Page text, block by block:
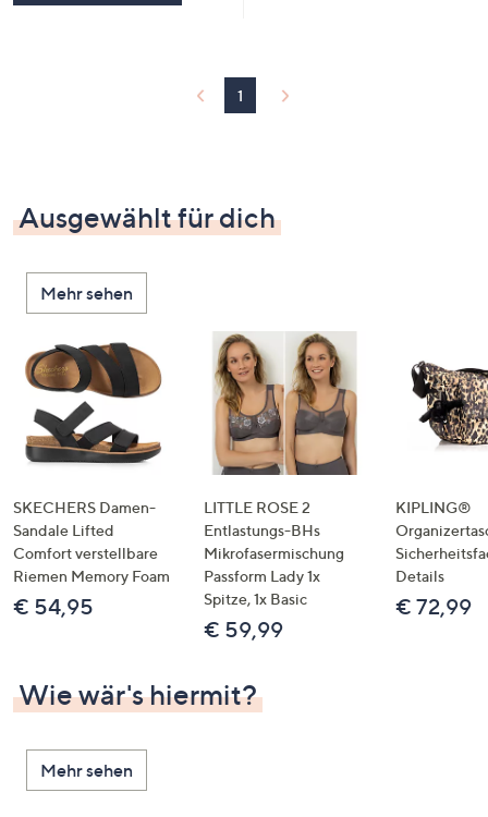
1
Ausgewählt für dich
Mehr sehen
SKECHERS Damen-
Sandale Lifted
Comfort verstellbare
Riemen Memory Foam
€ 54,95
LITTLE ROSE 2
Entlastungs-BHs
Mikrofasermischung
Passform Lady 1x
Spitze, 1x Basic
€ 59,99
KIPLING®
Details
€ 72,99
Wie wär's hiermit?
Mehr sehen